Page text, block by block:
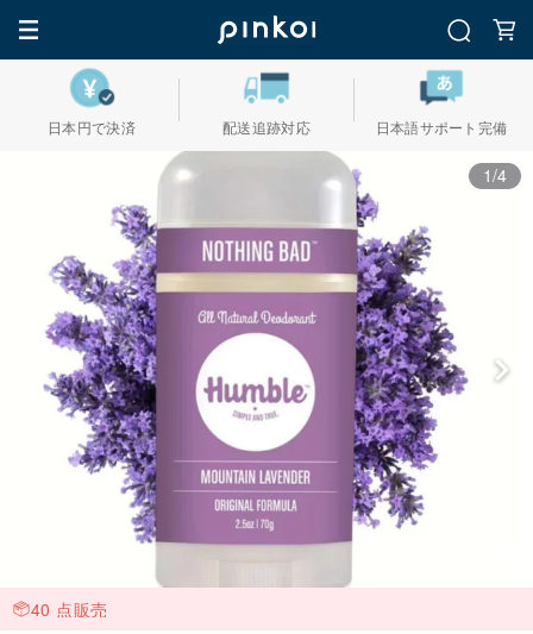
日本円で決済 配送追跡対応 日本語サポート完備
1/4
40 点販売